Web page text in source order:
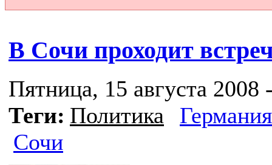
В Сочи проходит
Пятница, 15 августа 2008
Теги: Политика
Германия
Сочи